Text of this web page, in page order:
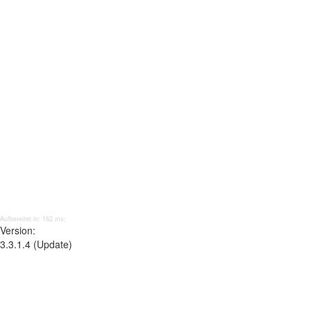
Aufbereitet in: 162 ms;
Version:
3.3.1.4 (Update)